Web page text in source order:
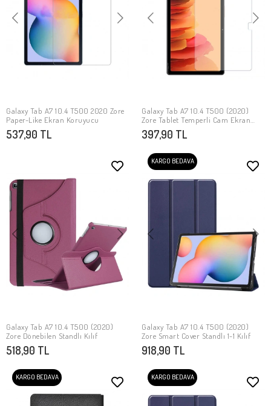
SEPETE EKLE
Galaxy Tab A7 10.4 T500 2020 Zore
Paper-Like Ekran Koruyucu
537,90 TL
SEPETE EKLE
Galaxy Tab A7 10.4 T500 (2020)
Zore Tablet Temperli Cam Ekran
Koruyucu
397,90 TL
SEPETE EKLE
Galaxy Tab A7 10.4 T500 (2020)
Zore Dönebilen Standlı Kılıf
518,90 TL
KARGO BEDAVA
SEPETE EKLE
Galaxy Tab A7 10.4 T500 (2020)
Zore Smart Cover Standlı 1-1 Kılıf
918,90 TL
KARGO BEDAVA KARGO BEDAVA